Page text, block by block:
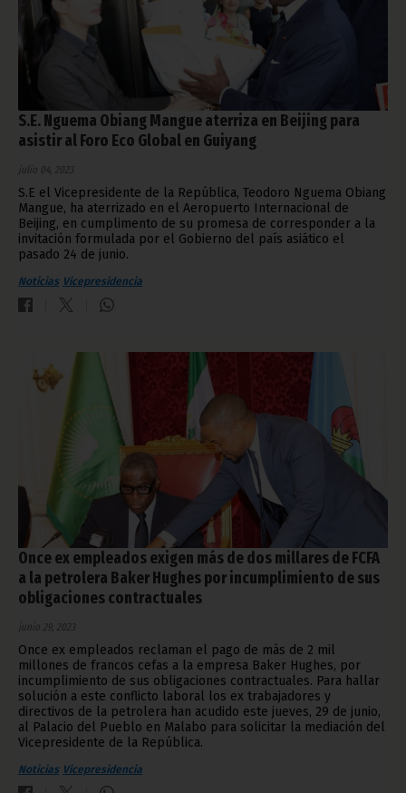
S.E. Nguema Obiang Mangue aterriza en Beijing para
asistir al Foro Eco Global en Guiyang
julio 04, 2023
S.E el Vicepresidente de la República, Teodoro Nguema Obiang
Mangue, ha aterrizado en el Aeropuerto Internacional de
Beijing, en cumplimento de su promesa de corresponder a la
invitación formulada por el Gobierno del país asiático el
pasado 24 de junio.
Noticias Vicepresidencia
Once ex empleados exigen más de dos millares de FCFA
a la petrolera Baker Hughes por incumplimiento de sus
obligaciones contractuales
junio 29, 2023
Once ex empleados reclaman el pago de más de 2 mil
millones de francos cefas a la empresa Baker Hughes, por
incumplimiento de sus obligaciones contractuales. Para hallar
solución a este conflicto laboral los ex trabajadores y
directivos de la petrolera han acudido este jueves, 29 de junio,
al Palacio del Pueblo en Malabo para solicitar la mediación del
Vicepresidente de la República.
Noticias Vicepresidencia